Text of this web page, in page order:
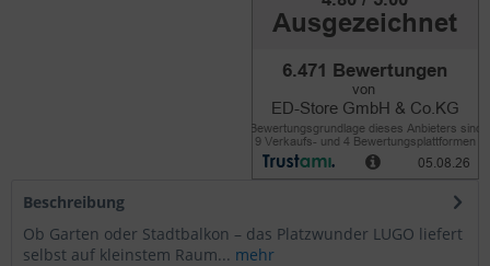
Beschreibung
Ob Garten oder Stadtbalkon – das Platzwunder LUGO liefert
selbst auf kleinstem Raum... mehr